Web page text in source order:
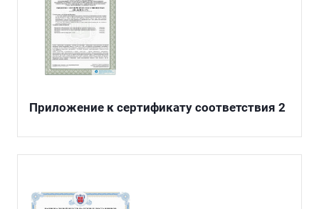
Приложение к сертификату соответствия 2